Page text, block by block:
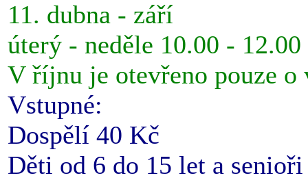
11. dubna - září
úterý - neděle 10.00 -
V říjnu je otevřeno pouze o
Vstupné:
Dospělí 40 Kč
Děti od 6 do 15 let a